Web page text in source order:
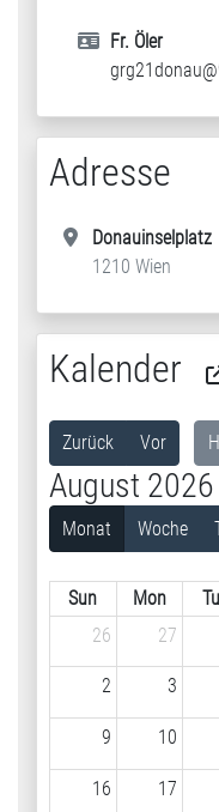
Kalender
Zurück Vor
August 2026
Monat Woche
Sun Mon
26
27
2 3
9 10
16 17
Fr. Öler
Adresse
Donauinselplatz
1210 Wien